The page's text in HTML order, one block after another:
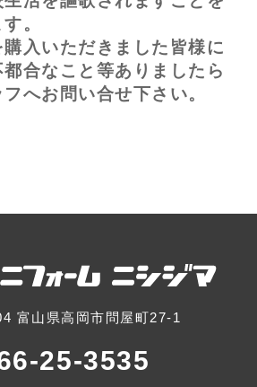
。
入いただきました皆様に
合なこと等ありましたら
へお問い合せ下さい。
富山県高岡市問屋町27-1
25-3535